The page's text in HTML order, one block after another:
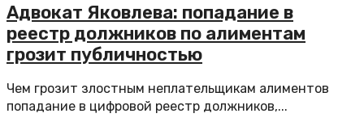
Адвокат Яковлева: попадание в
реестр должников по алиментам
грозит публичностью
Чем грозит злостным неплательщикам алиментов
попадание в цифровой реестр должников,...